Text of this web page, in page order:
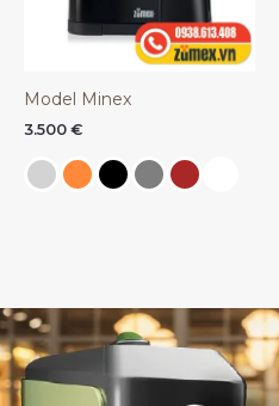
Model Minex
3.500 €